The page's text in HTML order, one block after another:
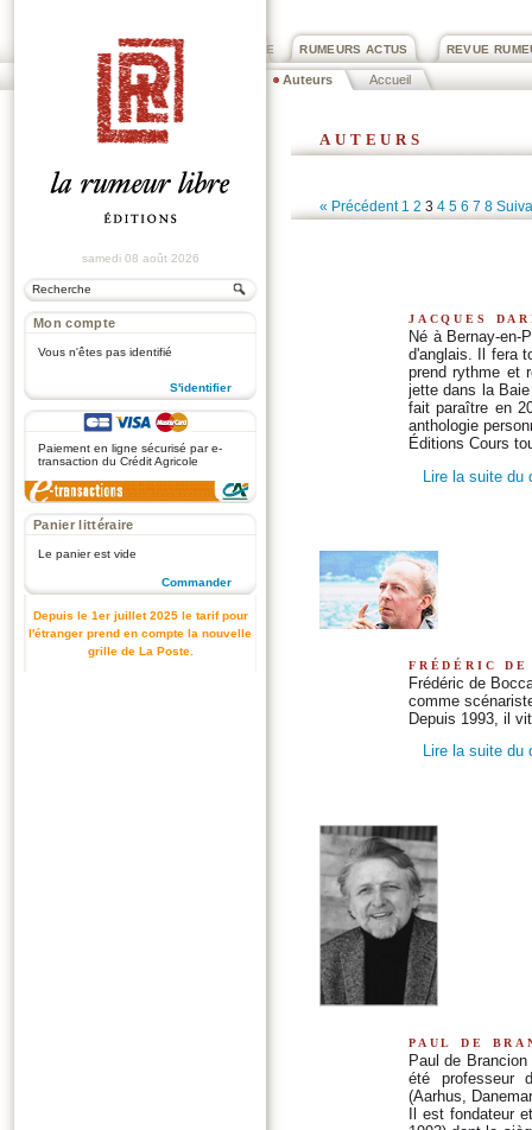
REVUE
RUMEURS ACTUS
PRIX ROGER DEXTRE
Auteurs Accueil
samedi 08 août 2026
Mon compte
Vous n'êtes pas identifié
S'identifier
Paiement en ligne sécurisé par e-
transaction du Crédit Agricole
Panier littéraire
Le panier est vide
Commander
Depuis le 1er juillet 2025 le tarif pour
l'étranger prend en compte la nouvelle
grille de La Poste.
auteurs
« Précédent 1 2 3 4 5 6 7 8
jacques
Né à Bernay-en-
d'anglais. Il fera
prend rythme et
jette dans la
fait paraître en
anthologie
Éditions Cours
Lire la suite du
frédéric de
Frédéric de
comme
Depuis 1993, il
Lire la suite du
paul de
Paul de
été professeur
(Aarhus,
Il est fondateur